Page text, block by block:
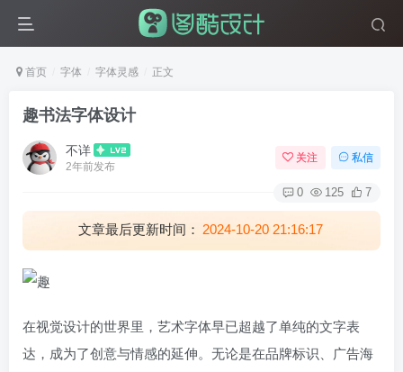
首页 字体 字体灵感 正文
趣书法字体设计
不详
2年前发布
关注 私信
0 125 7
文章最后更新时间： 2024-10-20 21:16:17
在视觉设计的世界里，艺术字体早已超越了单纯的文字表
达，成为了创意与情感的延伸。无论是在品牌标识、广告海